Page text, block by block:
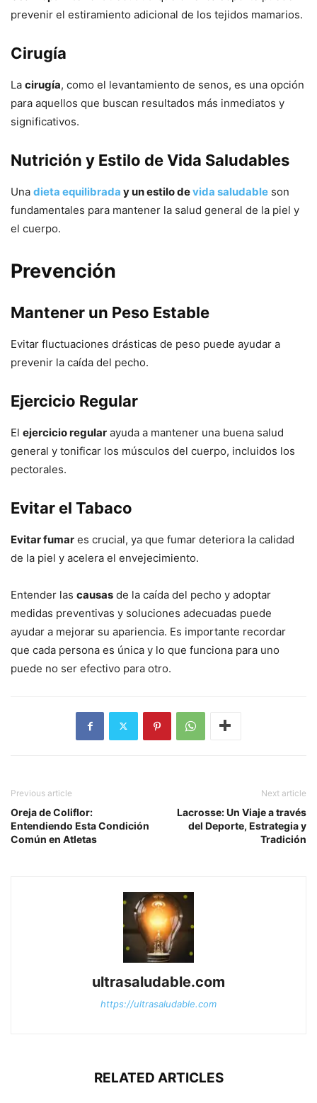
prevenir el estiramiento adicional de los tejidos mamarios.
Cirugía
La cirugía, como el levantamiento de senos, es una opción
para aquellos que buscan resultados más inmediatos y
significativos.
Nutrición y Estilo de Vida Saludables
Una dieta equilibrada y un estilo devida saludable son
fundamentales para mantener la salud general de la piel y
el cuerpo.
Prevención
Mantener un Peso Estable
Evitar fluctuaciones drásticas de peso puede ayudar a
prevenir la caída del pecho.
Ejercicio Regular
El ejercicio regular ayuda a mantener una buena salud
general y tonificar los músculos del cuerpo, incluidos los
pectorales.
Evitar el Tabaco
Evitar fumar es crucial, ya que fumar deteriora la calidad
de la piel y acelera el envejecimiento.
Entender las causas de la caída del pecho y adoptar
medidas preventivas y soluciones adecuadas puede
ayudar a mejorar su apariencia. Es importante recordar
que cada persona es única y lo que funciona para uno
puede no ser efectivo para otro.
Previous article
Oreja de Coliflor:
Entendiendo Esta Condición
Común en Atletas
Next article
Lacrosse: Un Viaje a través
del Deporte, Estrategia y
Tradición
ultrasaludable.com
https://ultrasaludable.com
RELATED ARTICLES